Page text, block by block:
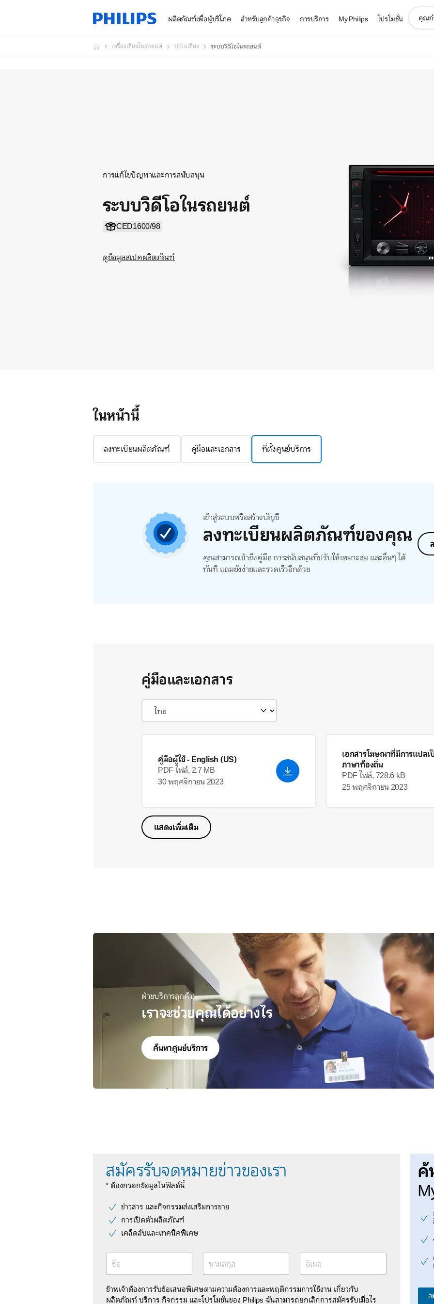
ผลิตภัณฑ์เพื่อผู้บริโภค สำหรับลูกค้าธุรกิจ การบริการ My Philips โปรโมชั่น
search
เครื่องเสียงในรถยนต์ ระบบเสียง ระบบวิดีโอในรถยนต์
การแก้ไขปัญหาและการสนับสนุน
ระบบวิดีโอในรถยนต์
CED1600/98
ดูข้อมูลสเปคผลิตภัณฑ์
ในหน้านี้
ลงทะเบียนผลิตภัณฑ์ คู่มือและเอกสาร ที่ตั้งศูนย์บริการ
เข้าสู่ระบบหรือสร้างบัญชี
ลงทะเบียนผลิตภัณฑ์ของคุณ
คุณสามารถเข้าถึงคู่มือ การสนับสนุนที่ปรับให้เหมาะสม และอื่นๆ ได้
ทันที แถมยังง่ายและรวดเร็วอีกด้วย
คู่มือและเอกสาร
คู่มือผู้ใช้- English (US)
PDF ไฟล์, 2.7 MB
30 พฤศจิกายน 2023
เอกสารโฆษณาที่มีการแปลเ
ภาษาท้องถิ่น
PDF ไฟล์, 728.6 kB
25 พฤศจิกายน 2023
แสดงเพิ่มเติม
ฝ่ายบริการลูกค้า:
เราจะช่วยคุณได้อย่างไร
ค้นหาศูนย์บริการ
สมัครรับจดหมายข่าวของเรา
* ต้องกรอกข้อมูลในฟิลด์นี้
ข่าวสาร และกิจกรรมส่งเสริมการขาย
การเปิดตัวผลิตภัณฑ์
เคล็ดลับและเทคนิคพิเศษ
ชื่อ นามสกุล อีเมล
ข้าพเจ้าต้องการรับข้อเสนอพิเศษตามความต้องการและพฤติกรรมการใช้งาน เกี่ยวกับ
ผลิตภัณฑ์ บริการ กิจกรรม และโปรโมชั่นของ Philips ฉันสามารถยกเลิกการสมัครรับเมื่อไร
ค้